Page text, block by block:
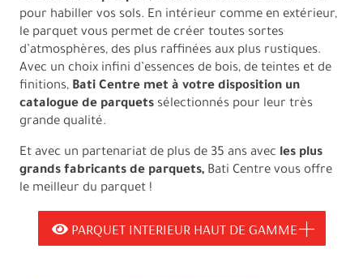
pour habiller vos sols. En intérieur comme en extérieur,
le parquet vous permet de créer toutes sortes
d’atmosphères, des plus raffinées aux plus rustiques.
Avec un choix infini d’essences de bois, de teintes et de
finitions, Bati Centre met à votre disposition un
catalogue de parquets sélectionnés pour leur très
grande qualité.
Et avec un partenariat de plus de 35 ans avec les plus
grands fabricants de parquets, Bati Centre vous offre
le meilleur du parquet !
PARQUET INTERIEUR HAUT DE GAMME